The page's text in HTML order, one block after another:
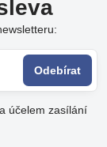
Odebírat
účelem zasílání